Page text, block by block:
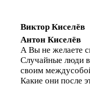
Виктор Киселёв
Антон Киселёв
А Вы не желаете
Случайные люди
своим
Какие они после